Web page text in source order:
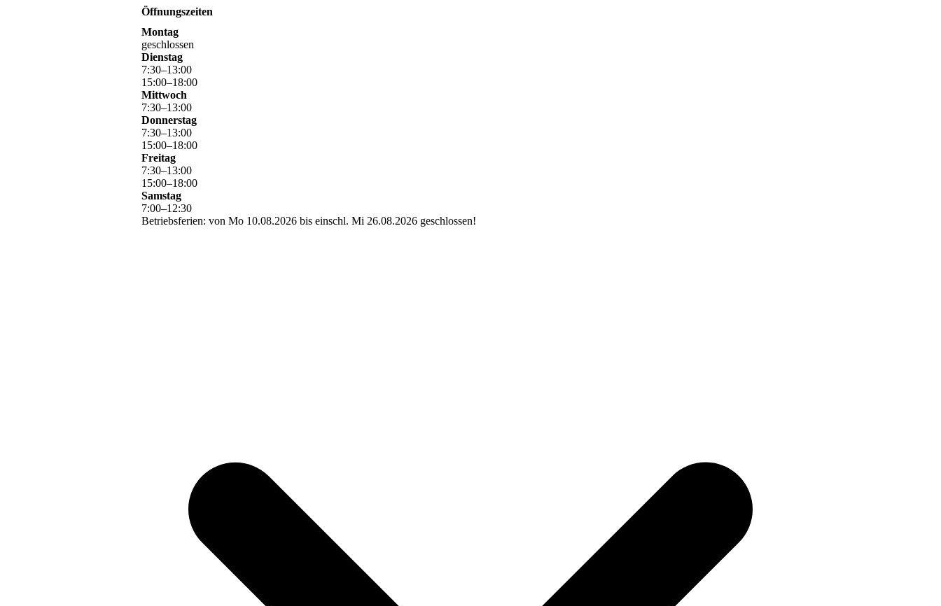
Öffnungszeiten
Montag
geschlossen
Dienstag
7:30–13:00
15:00–18:00
Mittwoch
7:30–13:00
Donnerstag
7:30–13:00
15:00–18:00
Freitag
7:30–13:00
15:00–18:00
Samstag
7:00–12:30
Betriebsferien: von Mo 10.08.2026 bis einschl. Mi 26.08.2026 geschlossen!